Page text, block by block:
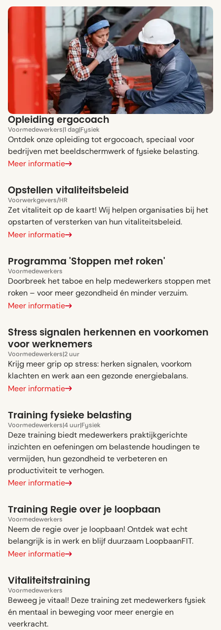
Opleiding ergocoach
Voormedewerkers|1 dag|Fysiek
Ontdek onze opleiding tot ergocoach, speciaal voor
bedrijven met beeldschermwerk of fysieke belasting.
Meer informatie
Opstellen vitaliteitsbeleid
Voorwerkgevers/HR
Zet vitaliteit op de kaart! Wij helpen organisaties bij het
opstarten of versterken van hun vitaliteitsbeleid.
Meer informatie
Programma 'Stoppen met roken'
Voormedewerkers
Doorbreek het taboe en help medewerkers stoppen met
roken – voor meer gezondheid én minder verzuim.
Meer informatie
Stress signalen herkennen en voorkomen
voor werknemers
Voormedewerkers|2 uur
Krijg meer grip op stress: herken signalen, voorkom
klachten en werk aan een gezonde energiebalans.
Meer informatie
Training fysieke belasting
Voormedewerkers|4 uur|Fysiek
Deze training biedt medewerkers praktijkgerichte
inzichten en oefeningen om belastende houdingen te
vermijden, hun gezondheid te verbeteren en
productiviteit te verhogen.
Meer informatie
Training Regie over je loopbaan
Voormedewerkers
Neem de regie over je loopbaan! Ontdek wat echt
belangrijk is in werk en blijf duurzaam LoopbaanFIT.
Meer informatie
Vitaliteitstraining
Voormedewerkers
Beweeg je vitaal! Deze training zet medewerkers fysiek
én mentaal in beweging voor meer energie en
veerkracht.